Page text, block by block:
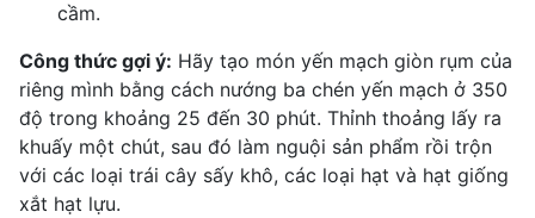
cầm.
Công thức gợi ý: Hãy tạo món yến mạch giòn rụm của
riêng mình bằng cách nướng ba chén yến mạch ở 350
độ trong khoảng 25 đến 30 phút. Thỉnh thoảng lấy ra
khuấy một chút, sau đó làm nguội sản phẩm rồi trộn
với các loại trái cây sấy khô, các loại hạt và hạt giống
xắt hạt lựu.